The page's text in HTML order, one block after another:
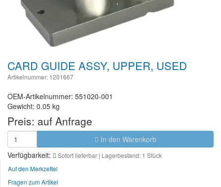
CARD GUIDE ASSY, UPPER, USED
Artikelnummer: 1201667
OEM-Artikelnummer: 551020-001
Gewicht: 0.05 kg
Preis: auf Anfrage
In den Warenkorb
Verfügbarkeit:
Sofort lieferbar | Lagerbestand: 1 Stück
Auf den Merkzettel
Fragen zum Artikel